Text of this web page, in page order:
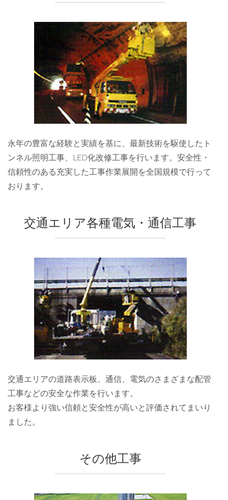
永年の豊富な経験と実績を基に、最新技術を駆使したト
ンネル照明工事、LED化改修工事を行います。安全性・
信頼性のある充実した工事作業展開を全国規模で行って
おります。
交通エリア各種電気・通信工事
交通エリアの道路表示板、通信、電気のさまざまな配管
工事などの安全な作業を行います。
お客様より強い信頼と安全性が高いと評価されてまいり
ました。
その他工事